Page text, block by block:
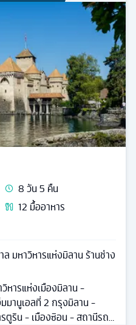
8วัน5 คืน
12 มื้ออาหาร
มหาวิหารแห่งมิลาน ร้านช่าง
หารแห่งเมืองมิลาน -
มมานูเอลที่ 2 กรุงมิลาน -
ตูริน - เมืองซิอน - สถานีรถ